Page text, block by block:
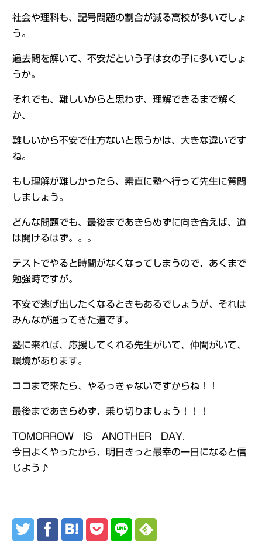
社会や理科も、記号問題の割合が減る高校が多いでしょ
う。
過去問を解いて、不安だという子は女の子に多いでしょ
うか。
それでも、難しいからと思わず、理解できるまで解く
か、
難しいから不安で仕方ないと思うかは、大きな違いです
ね。
もし理解が難しかったら、素直に塾へ行って先生に質問
しましょう。
どんな問題でも、最後まであきらめずに向き合えば、道
は開けるはず。。。
テストでやると時間がなくなってしまうので、あくまで
勉強時ですが。
不安で逃げ出したくなるときもあるでしょうが、それは
みんなが通ってきた道です。
塾に来れば、応援してくれる先生がいて、仲間がいて、
環境があります。
ココまで来たら、やるっきゃないですからね！！
最後まであきらめず、乗り切りましょう！！！
TOMORROW IS ANOTHER DAY.
今日よくやったから、明日きっと最幸の一日になると信
じよう♪